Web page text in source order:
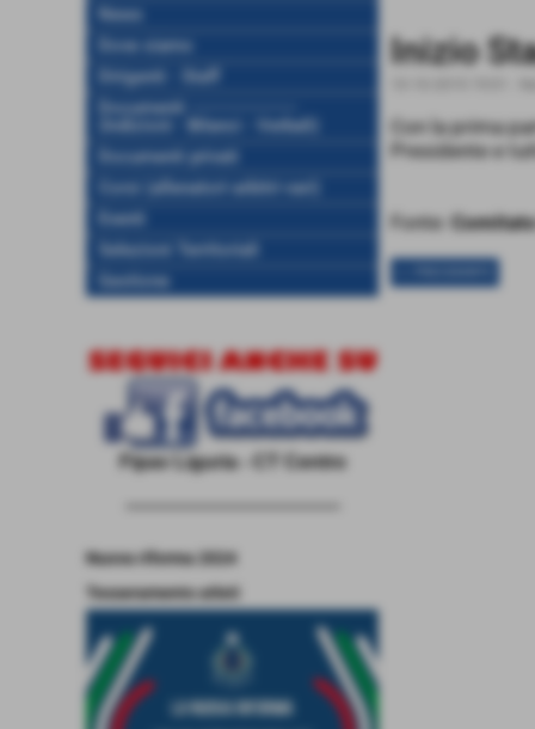
News
Dove siamo
Dirigenti - Staff
Documenti ------------------
(Indizioni - Bilanci - Verbali)
Documenti privati
Corsi (allenatori-arbitri-vari)
Eventi
Selezioni Territoriali
Gestione
Fipav Liguria - CT Centro
Nuova riforma 2024
Tesseramento atleti
Inizio
Con la prima
Presidente e
Fonte: